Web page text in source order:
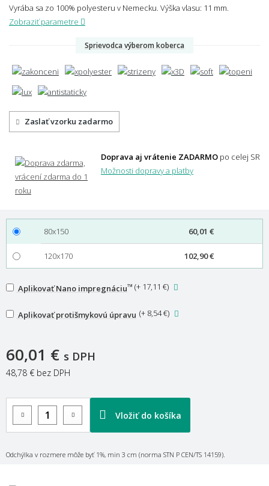
Vyrába sa zo 100% polyesteru v Nemecku. Výška vlasu: 11 mm.
Zobraziť parametre
Sprievodca výberom koberca
Zaslať vzorku zadarmo
Doprava aj vrátenie ZADARMO po celej SR
Možnosti dopravy a platby
80x150 60,01 €
120x170 102,90 €
Aplikovať Nano impregnáciu™ (+ 17,11 €)
Aplikovať protišmykovú úpravu (+ 8,54 €)
60,01 € s DPH
48,78 € bez DPH
Vložiť do košíka
Odchýlka v rozmere môže byť 1%, min 3 cm (norma STN P CEN/TS 14159).